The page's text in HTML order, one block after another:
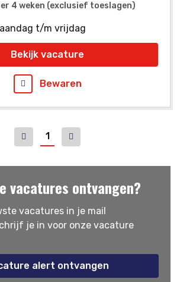
4 weken (exclusief toeslagen)
t/m vrijdag
Bekijk vacature
Bewaren
Vorige
1
vacatures ontvangen?
vacatures in je mail
je in voor onze vacature
alert ontvangen